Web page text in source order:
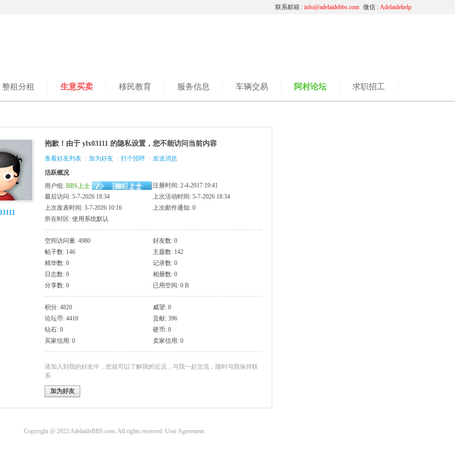
微信 : Adelaidehelp
联系邮箱 : info@adelaidebbs.com
整租分租 生意买卖 移民教育 服务信息 车辆交易 阿村论坛 求职招工
抱歉！由于 ylx03111 的隐私设置，您不能访问当前内容
查看好友列表 加为好友 打个招呼
发送消息
活跃概况
用户组: BBS上士
注册时间: 2-4-2017 19:41
最后访问: 5-7-2026 18:34
上次活动时间: 5-7-2026 18:34
上次发表时间: 3-7-2026 10:16
上次邮件通知: 0
所在时区: 使用系统默认
空间访问量: 4980
好友数: 0
帖子数: 146
主题数: 142
精华数: 0
记录数: 0
日志数: 0
相册数: 0
分享数: 0
已用空间: 0 B
积分: 4820
威望: 0
论坛币: 4410
贡献: 396
钻石: 0
硬币: 0
买家信用: 0
卖家信用: 0
请加入到我的好友中，您就可以了解我的近况，与我一起交流，随时与我保持联
系
加为好友
Copyright @ 2022 AdelaideBBS.com. All rights reserved. User Agreement